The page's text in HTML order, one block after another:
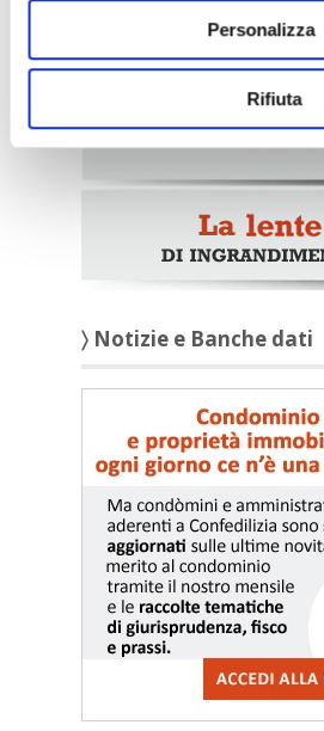
Personalizza
Rifiuta
〉 Notizie e Banche dati